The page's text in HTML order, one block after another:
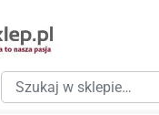
Szukaj
w